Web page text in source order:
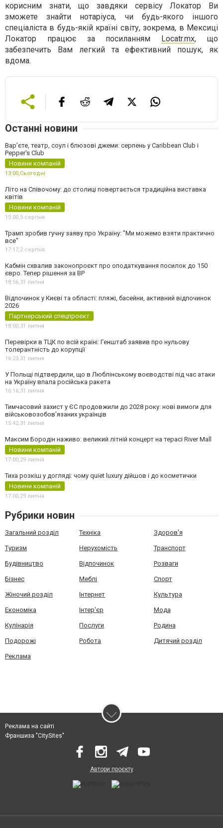
корисним знати, що завдяки сервісу Локатор Ви
зможете знайти нотаріуса, чи будь-якого іншого
спеціаліста в будь-якій країні світу, зокрема, в Мексиці
Локатор працює за посиланням Locatr.mx, що
забезпечить Вам легкий та ефективний пошук, як
вдома.
Останні новини
Вар’єте, театр, соул і блюзові джеми: серпень у Caribbean Club і
Pepper's Club
Новини компаній
13:00,Сьогодні
Літо на Співочому: до столиці повертається традиційна виставка
квітів
Новини компаній
15:00,5 серпня
Трамп зробив гучну заяву про Україну: "Ми можемо взяти практично
все"
17:17,2 серпня
Кабмін схвалив законопроєкт про оподаткування посилок до 150
євро. Тепер рішення за ВР
18:56,31 липня
Відпочинок у Києві та області: пляжі, басейни, активний відпочинок
2026
Партнерський спецпроєкт
18:00,31 липня
Перевірки в ТЦК по всій країні: Генштаб заявив про нульову
толерантність до корупції
16:23,31 липня
У Польщі підтвердили, що в Люблінському воєводстві під час атаки
на Україну впала російська ракета
16:16,31 липня
Тимчасовий захист у ЄС продовжили до 2028 року: нові вимоги для
військовозобов’язаних українців
15:42,31 липня
Максим Бородін наживо: великий літній концерт на терасі River Mall
Новини компаній
17:00,29 липня
Тиха розкіш у догляді: чому quiet luxury дійшов і до косметички
Новини компаній
17:00,29 липня
Рубрики новин
Загальний розділ Техніка Здоров'я
Туризм Нерухомість Транспорт
Будівництво Відпочинок Розваги
Бізнес Меблі Спорт
Жіночий розділ Інтернет Культура
Економіка Інтер'єр Мода
Кулінарія Послуги Родина
Подорожі Робота Дитячий розділ
Реклама
Реклама на сайті
Франшиза "CitySites"
Автори проєкту